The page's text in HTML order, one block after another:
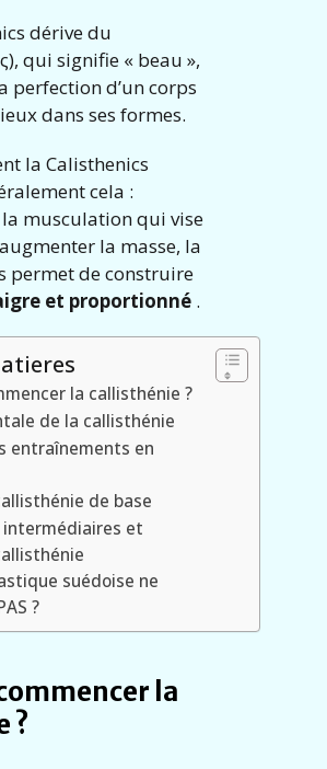
dérive du
qui signifie « beau »,
perfection d’un corps
dans ses formes.
la Calisthenics
cela :
musculation qui vise
la masse, la
permet de construire
et proportionné .
la callisthénie ?
de la callisthénie
entraînements en
de base
intermédiaires et
suédoise ne
?
la
?